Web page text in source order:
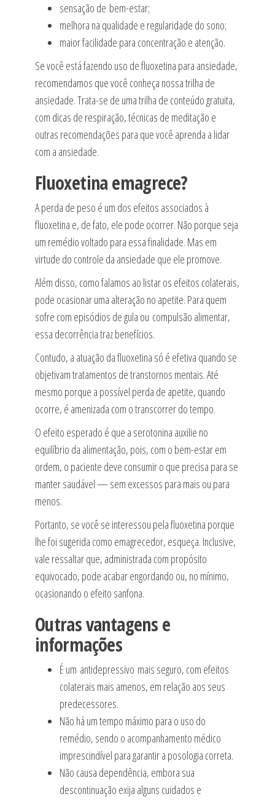
sensação de bem-estar;
melhora na qualidade e regularidade do sono;
maior facilidade para concentração e atenção.
Se você está fazendo uso de fluoxetina para ansiedade,
recomendamos que você conheça nossa trilha de
ansiedade. Trata-se de uma trilha de conteúdo gratuita,
com dicas de respiração, técnicas de meditação e
outras recomendações para que você aprenda a lidar
com a ansiedade.
Fluoxetina emagrece?
A perda de peso é um dos efeitos associados à
fluoxetina e, de fato, ele pode ocorrer. Não porque seja
um remédio voltado para essa finalidade. Mas em
virtude do controle da ansiedade que ele promove.
Além disso, como falamos ao listar os efeitos colaterais,
pode ocasionar uma alteração no apetite. Para quem
sofre com episódios de gula ou compulsão alimentar,
essa decorrência traz benefícios.
Contudo, a atuação da fluoxetina só é efetiva quando se
objetivam tratamentos de transtornos mentais. Até
mesmo porque a possível perda de apetite, quando
ocorre, é amenizada com o transcorrer do tempo.
O efeito esperado é que a serotonina auxilie no
equilíbrio da alimentação, pois, com o bem-estar em
ordem, o paciente deve consumir o que precisa para se
manter saudável — sem excessos para mais ou para
menos.
Portanto, se você se interessou pela fluoxetina porque
lhe foi sugerida como emagrecedor, esqueça. Inclusive,
vale ressaltar que, administrada com propósito
equivocado, pode acabar engordando ou, no mínimo,
ocasionando o efeito sanfona.
Outras vantagens e
informações
É um antidepressivo mais seguro, com efeitos
colaterais mais amenos, em relação aos seus
predecessores.
Não há um tempo máximo para o uso do
remédio, sendo o acompanhamento médico
imprescindível para garantir a posologia correta.
Não causa dependência, embora sua
descontinuação exija alguns cuidados e